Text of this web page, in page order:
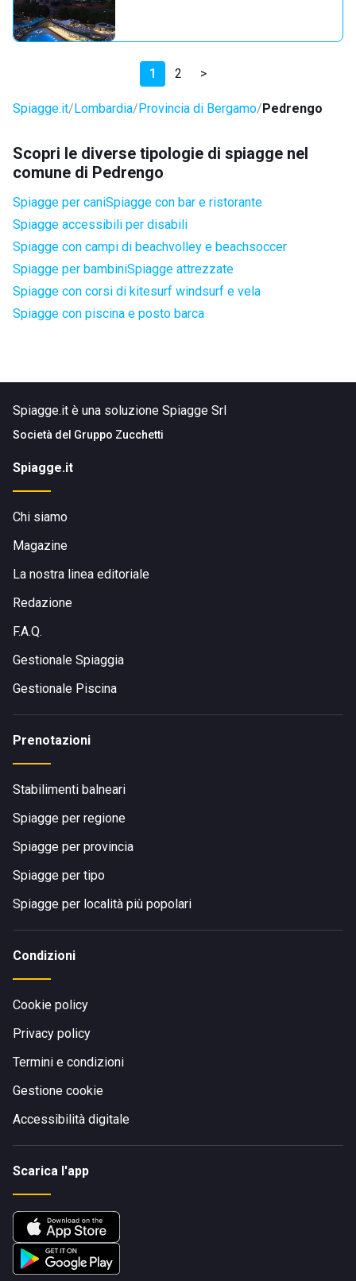
1 2 >
Spiagge.it Lombardia Provincia di Bergamo Pedrengo
Scopri le diverse tipologie di spiagge nel
comune di Pedrengo
Spiagge per caniSpiagge con bar e ristorante
Spiagge accessibili per disabili
Spiagge con campi di beachvolley e beachsoccer
Spiagge per bambiniSpiagge attrezzate
Spiagge con corsi di kitesurf windsurf e vela
Spiagge con piscina e posto barca
Spiagge.it è una soluzione Spiagge Srl
Società del Gruppo Zucchetti
Spiagge.it
Chi siamo
Magazine
La nostra linea editoriale
Redazione
F.A.Q.
Gestionale Spiaggia
Gestionale Piscina
Prenotazioni
Stabilimenti balneari
Spiagge per regione
Spiagge per provincia
Spiagge per tipo
Spiagge per località più popolari
Condizioni
Cookie policy
Privacy policy
Termini e condizioni
Gestione cookie
Accessibilità digitale
Scarica l'app